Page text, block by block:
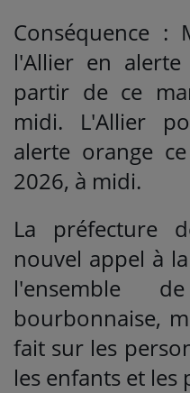
Conséquence :
l'Allier en
partir de ce
midi. L'Allier
alerte orange
2026, à midi.
La préfecture
nouvel appel à
l'ensemble
bourbonnaise,
fait sur les
les enfants et les